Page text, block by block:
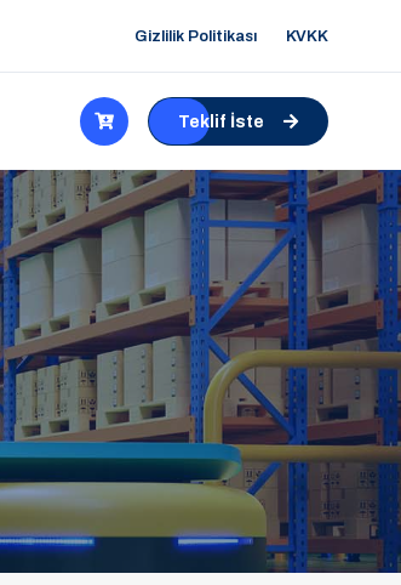
Gizlilik Politikası KVKK
Teklif İste